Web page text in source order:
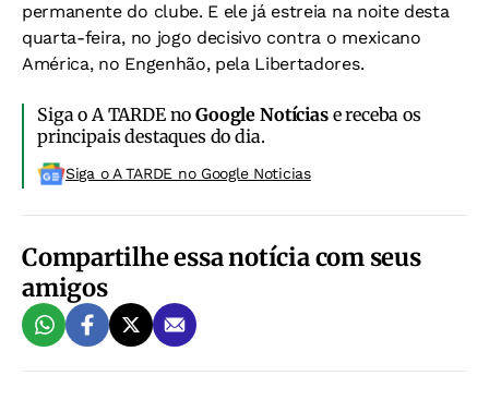
permanente do clube. E ele já estreia na noite desta
quarta-feira, no jogo decisivo contra o mexicano
América, no Engenhão, pela Libertadores.
Siga o A TARDE noGoogle Notíciase receba os
principais destaques do dia.
Siga o A TARDE no Google Noticias
Compartilhe essa notícia com seus
amigos